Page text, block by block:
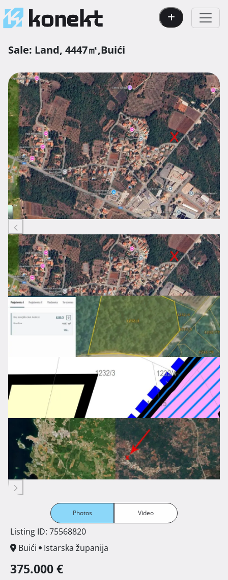
Sale: Land, 4447㎡,Buići
Photos Video
Listing ID: 75568820
Buići
Istarska županija
375.000 €